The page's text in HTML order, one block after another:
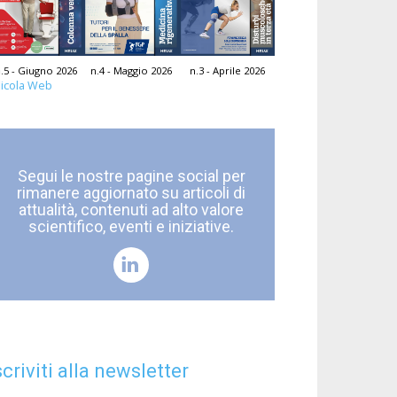
- Giugno 2026 n.4 - Maggio 2026 n.3 - Aprile 2026
Web
Segui le nostre pagine social per
rimanere aggiornato su articoli di
attualità, contenuti ad alto valore
scientifico, eventi e iniziative.
alla newsletter